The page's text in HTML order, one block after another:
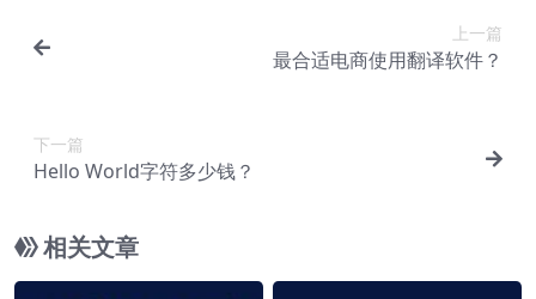
上一篇
最合适电商使用翻译软件？
下一篇
Hello World字符多少钱？
相关文章